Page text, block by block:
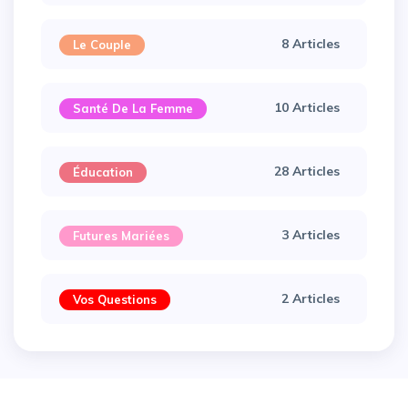
Le Couple 8 Articles
Santé De La Femme 10 Articles
Éducation 28 Articles
Futures Mariées 3 Articles
Vos Questions 2 Articles